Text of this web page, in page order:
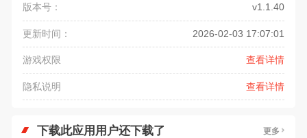
版本号： v1.1.40
更新时间： 2026-02-03 17:07:01
游戏权限 查看详情
隐私说明 查看详情
下载此应用用户还下载了 更多